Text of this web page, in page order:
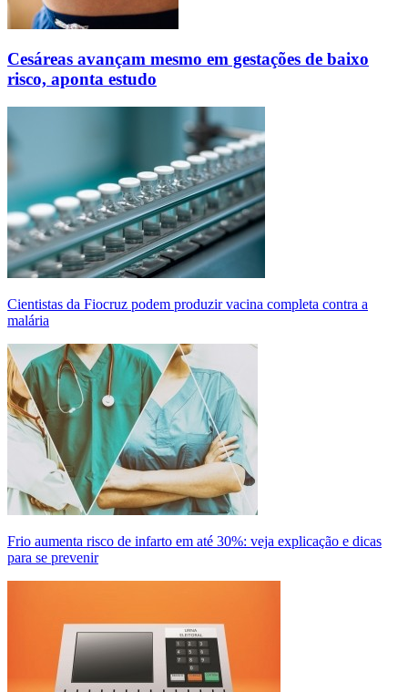
Cesáreas avançam mesmo em gestações de baixo
risco, aponta estudo
Cientistas da Fiocruz podem produzir vacina completa contra a
malária
Frio aumenta risco de infarto em até 30%: veja explicação e dicas
para se prevenir